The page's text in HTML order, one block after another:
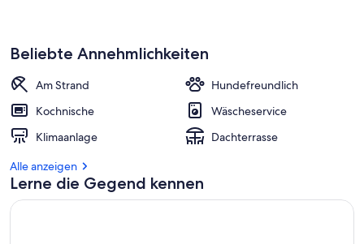
Beliebte Annehmlichkeiten
Am Strand
Hundefreundlich
Kochnische
Wäscheservice
Klimaanlage
Dachterrasse
Alle anzeigen
Lerne die Gegend kennen